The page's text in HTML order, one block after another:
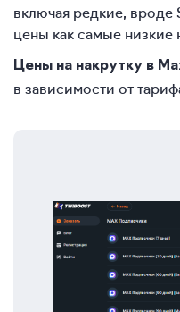
включая редкие, вроде
цены как самые низкие
Цены на накрутку в
в зависимости от